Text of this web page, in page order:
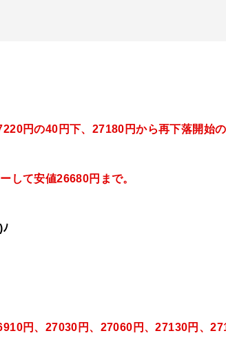
円の40円下、27180円から再下落開始
して安値26680円まで。
ﾉ
円、27030円、27060円、27130円、